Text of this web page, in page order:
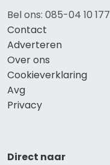
Bel ons: 085-04 10 177
Contact
Adverteren
Over ons
Cookieverklaring
Avg
Privacy
Direct naar